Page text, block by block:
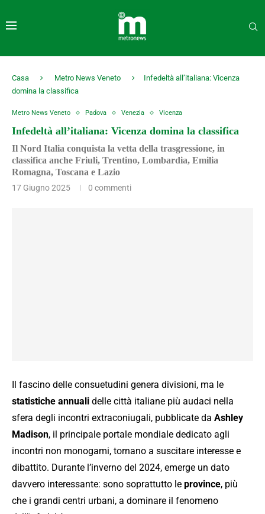
Casa Metro News Veneto
Infedeltà all’italiana: Vicenza
domina la classifica
Metro News Veneto Padova Venezia Vicenza
Infedeltà all’italiana: Vicenza domina la classifica
Il Nord Italia conquista la vetta della trasgressione, in
classifica anche Friuli, Trentino, Lombardia, Emilia
Romagna, Toscana e Lazio
17 Giugno 2025 0 commenti
Il fascino delle consuetudini genera divisioni, ma le
statistiche annuali delle città italiane più audaci nella
sfera degli incontri extraconiugali, pubblicate da Ashley
Madison, il principale portale mondiale dedicato agli
incontri non monogami, tornano a suscitare interesse e
dibattito. Durante l’inverno del 2024, emerge un dato
davvero interessante: sono soprattutto le province, più
che i grandi centri urbani, a dominare il fenomeno